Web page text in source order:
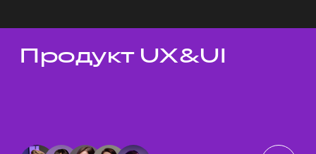
Темы докладов
Продукт UX&UI